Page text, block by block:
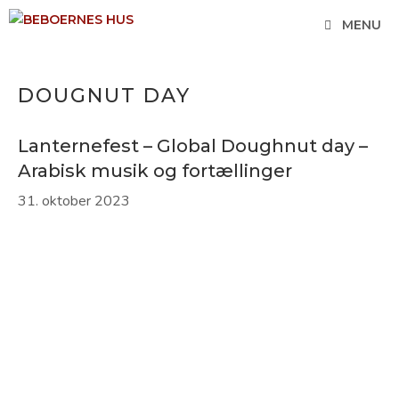
Hop
MENU
DOUGNUT DAY
Lanternefest – Global Doughnut day –
Arabisk musik og fortællinger
31. oktober 2023